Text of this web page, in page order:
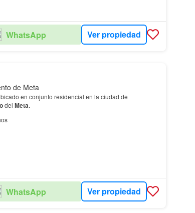
WhatsApp Ver propiedad
de Meta
en conjunto residencial en la ciudad de
del Meta.
WhatsApp Ver propiedad